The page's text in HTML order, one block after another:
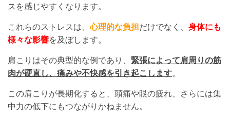
スを感じやすくなります。
これらのストレスは、心理的な負担だけでなく、 身体にも
様々な影響を及ぼします。
肩こりはその典型的な例であり、 緊張によって肩周りの筋
肉が硬直し、痛みや不快感を引き起こします。
この肩こりが長期化すると、頭痛や眼の疲れ、さらには集
中力の低下にもつながりかねません。